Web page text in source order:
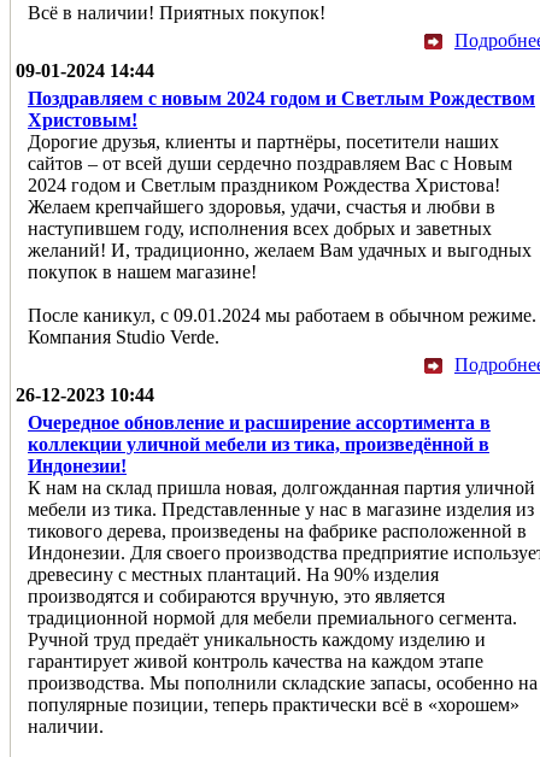
Всё в наличии! Приятных покупок!
09-01-2024 14:44
Поздравляем с новым 2024 годом и Светлым Рождеством
Христовым!
Дорогие друзья, клиенты и партнёры, посетители наших
сайтов – от всей души сердечно поздравляем Вас с Новым
2024 годом и Светлым праздником Рождества Христова!
Желаем крепчайшего здоровья, удачи, счастья и любви в
наступившем году, исполнения всех добрых и заветных
желаний! И, традиционно, желаем Вам удачных и выгодных
покупок в нашем магазине!
После каникул, с 09.01.2024 мы работаем в обычном режиме.
Компания Studio Verde.
26-12-2023 10:44
Очередное обновление и расширение ассортимента в
коллекции уличной мебели из тика, произведённой в
Индонезии!
К нам на склад пришла новая, долгожданная партия уличной
мебели из тика. Представленные у нас в магазине изделия из
тикового дерева, произведены на фабрике расположенной в
Индонезии. Для своего производства предприятие
древесину с местных плантаций. На 90% изделия
производятся и собираются вручную, это является
традиционной нормой для мебели премиального сегмента.
Ручной труд предаёт уникальность каждому изделию и
гарантирует живой контроль качества на каждом этапе
производства. Мы пополнили складские запасы, особенно на
популярные позиции, теперь практически всё в «хорошем»
наличии.